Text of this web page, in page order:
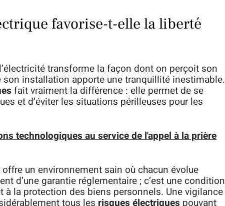
favorise-t-elle la liberté
transforme la façon dont on perçoit son
son installation apporte une tranquillité inestimable.
fait vraiment la différence : elle permet de se
et d’éviter les situations périlleuses pour les
technologiques au service de l'appel à la prière
un environnement sain où chacun évolue
d’une garantie réglementaire ; c’est une condition
à la protection des biens personnels. Une vigilance
tous les risques électriques pouvant